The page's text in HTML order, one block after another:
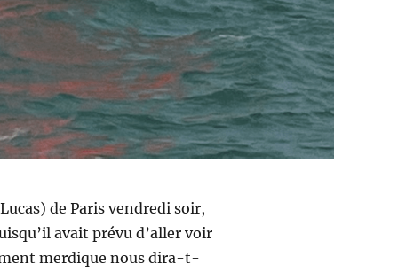
de Paris vendredi soir,
avait prévu d’aller voir
merdique nous dira-t-